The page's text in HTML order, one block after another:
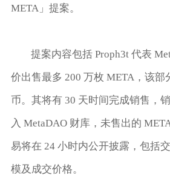
META」提案。
提案内容包括 Proph3t 代表
价出售最多 200 万枚 META， 该部
币。其将有 30 天时间完成销售，
入 MetaDAO 财库，未售出的
易将在 24 小时内公开披露，包括
模及成交价格。